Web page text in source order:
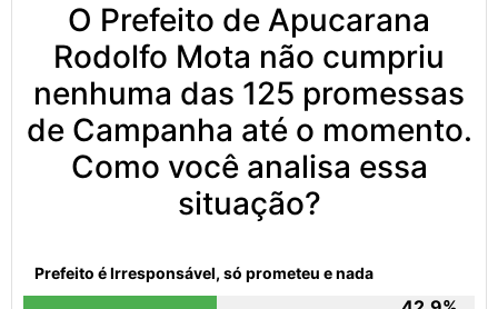
O Prefeito de Apucarana
Rodolfo Mota não cumpriu
nenhuma das 125 promessas
de Campanha até o momento.
Como você analisa essa
situação?
Prefeito é Irresponsável, só prometeu e nada